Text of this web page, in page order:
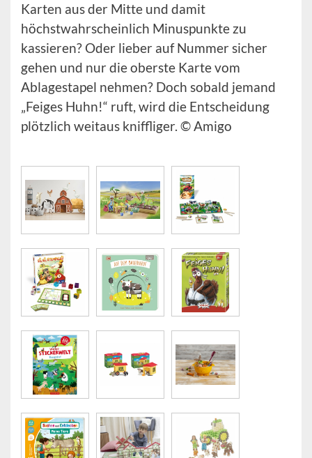
Karten aus der Mitte und damit
höchstwahrscheinlich Minuspunkte zu
kassieren? Oder lieber auf Nummer sicher
gehen und nur die oberste Karte vom
Ablagestapel nehmen? Doch sobald jemand
„Feiges Huhn!“ ruft, wird die Entscheidung
plötzlich weitaus kniffliger. © Amigo